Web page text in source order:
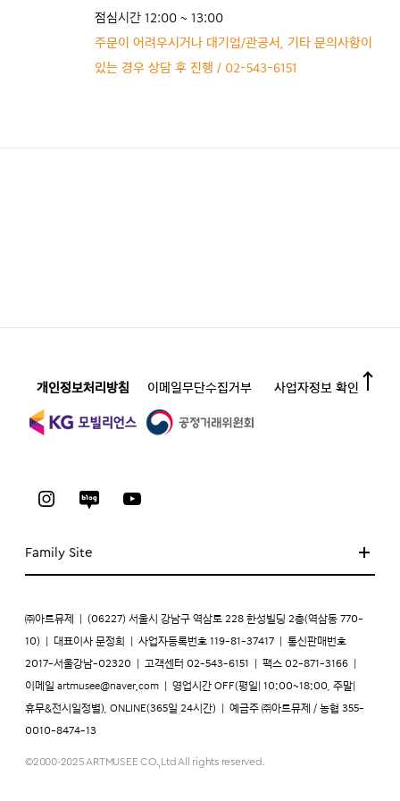
점심시간 12:00 ~ 13:00
주문이 어려우시거나 대기업/관공서, 기타 문의사항이
있는 경우 상담 후 진행 / 02-543-6151
Family Site
개인정보처리방침 이메일무단수집거부 사업자정보 확인
㈜아트뮤제 (06227) 서울시 강남구 역삼로 228 한성빌딩 2층(역삼동 770-
10) 대표이사 문정희 사업자등록번호 119-81-37417 통신판매번호
2017-서울강남-02320 고객센터 02-543-6151 팩스 02-871-3166
이메일 artmusee@naver.com 영업시간 OFF(평일| 10:00~18:00, 주말|
휴무&전시일정별), ONLINE(365일 24시간) 예금주 ㈜아트뮤제 / 농협 355-
0010-8474-13
©2000-2025 ARTMUSEE CO.,Ltd All rights reserved.